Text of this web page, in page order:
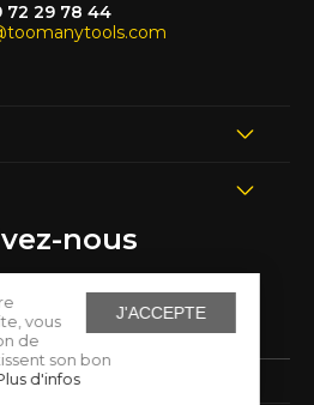
J'ACCEPTE
vous
de
son bon
d'infos
72 29 78 44
nous